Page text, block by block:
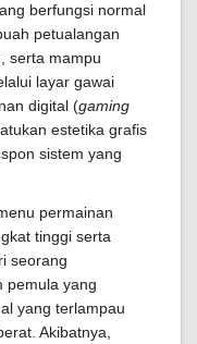
berfungsi normal
petualangan
serta mampu
layar gawai
digital (gaming
estetika grafis
sistem yang
permainan
tinggi serta
seorang
pemula yang
yang terlampau
Akibatnya,